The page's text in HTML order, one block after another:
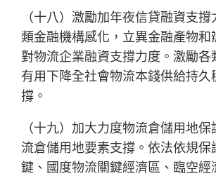
（十八）激勵加年夜信貸融資支
類金融機構感化，立異金融產物和
對物流企業融資支撐力度。激勵各
有用下降全社會物流本錢供給持久
撐。
（十九）加大力度物流倉儲用地
流倉儲用地要素支撐。依法依規保
鍵、國度物流關鍵經濟區、臨空經